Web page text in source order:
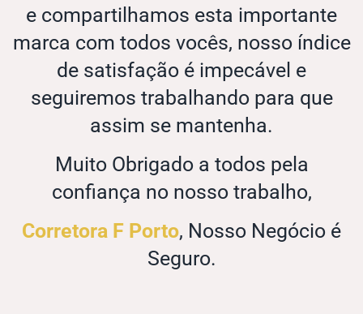
e compartilhamos esta importante
marca com todos vocês, nosso índice
de satisfação é impecável e
seguiremos trabalhando para que
assim se mantenha.
Muito Obrigado a todos pela
confiança no nosso trabalho,
Corretora F Porto, Nosso Negócio é
Seguro.